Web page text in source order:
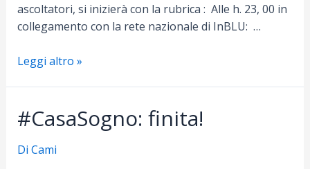
ascoltatori, si inizierà con la rubrica : Alle h. 23, 00 in
collegamento con la rete nazionale di InBLU: …
Ore
28
giugno
in
Leggi altro »
#CasaSogno: finita!
Di Cami